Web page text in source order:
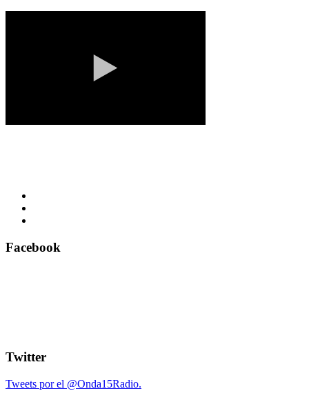
Facebook
Twitter
Tweets por el @Onda15Radio.